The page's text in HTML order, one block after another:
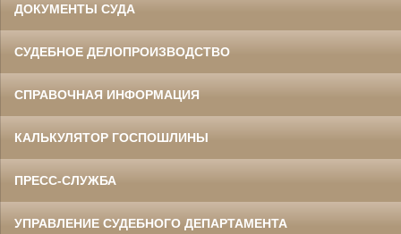
ДОКУМЕНТЫ СУДА
СУДЕБНОЕ ДЕЛОПРОИЗВОДСТВО
СПРАВОЧНАЯ ИНФОРМАЦИЯ
КАЛЬКУЛЯТОР ГОСПОШЛИНЫ
ПРЕСС-СЛУЖБА
УПРАВЛЕНИЕ СУДЕБНОГО ДЕПАРТАМЕНТА